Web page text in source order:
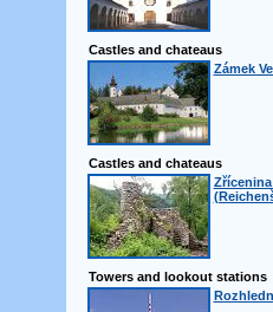
Castles and chateaus
Zámek
Castles and chateaus
Towers and lookout stations